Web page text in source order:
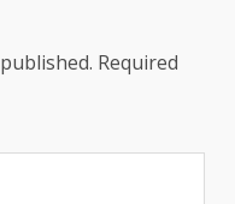
Required